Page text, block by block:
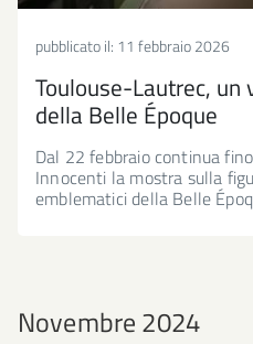
pubblicato il: 11 febbraio 2026
Toulouse-Lautrec, un
della Belle Époque
Dal 22 febbraio continua
Innocenti la mostra sulla
emblematici della Belle
Novembre 2024